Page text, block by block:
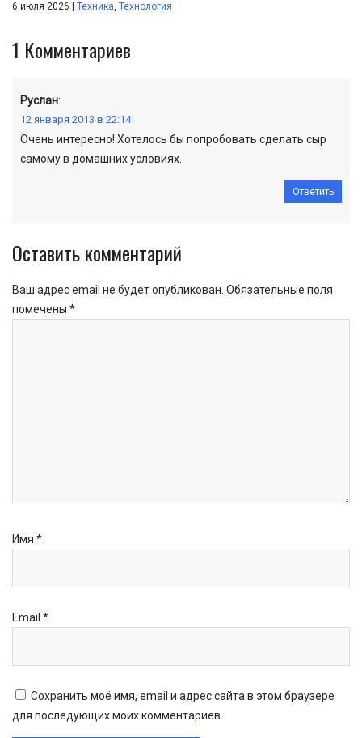
6 июля 2026 Техника, Технология
1 Комментариев
Руслан:
12 января 2013 в 22:14
Очень интересно! Хотелось бы попробовать сделать сыр
самому в домашних условиях.
Ответить
Оставить комментарий
Ваш адрес email не будет опубликован. Обязательные поля
помечены *
Имя *
Email *
Сохранить моё имя, email и адрес сайта в этом браузере
для последующих моих комментариев.